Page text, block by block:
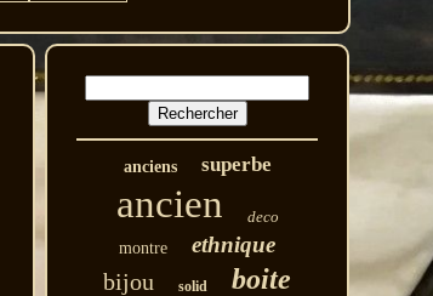
anciens superbe
ancien
deco
montre
ethnique
bijou solid boite